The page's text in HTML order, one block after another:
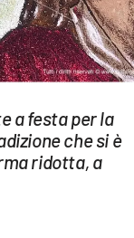
a festa per la
che si è
ridotta, a